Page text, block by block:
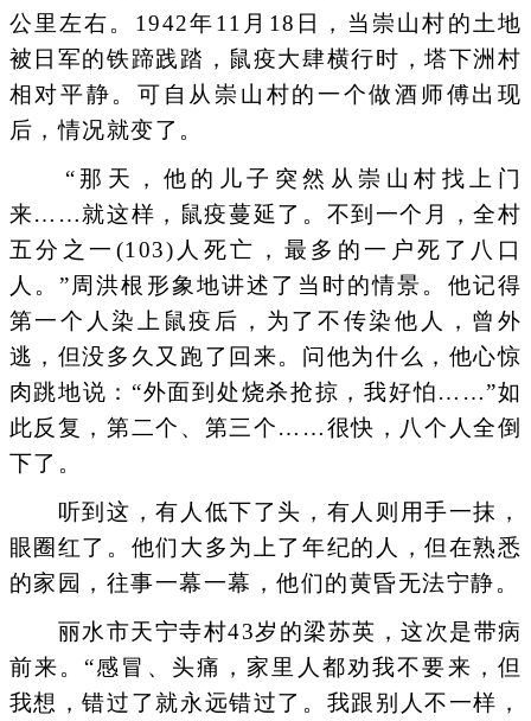
公里左右。1942年11月18日，当崇山村的土地
被日军的铁蹄践踏，鼠疫大肆横行时，塔下洲村
相对平静。可自从崇山村的一个做酒师傅出现
后，情况就变了。
“那天，他的儿子突然从崇山村找上门
来……就这样，鼠疫蔓延了。不到一个月，全村
五分之一(103)人死亡，最多的一户死了八口
人。”周洪根形象地讲述了当时的情景。他记得
第一个人染上鼠疫后，为了不传染他人，曾外
逃，但没多久又跑了回来。问他为什么，他心惊
肉跳地说：“外面到处烧杀抢掠，我好怕……”如
此反复，第二个、第三个……很快，八个人全倒
下了。
听到这，有人低下了头，有人则用手一抹，
眼圈红了。他们大多为上了年纪的人，但在熟悉
的家园，往事一幕一幕，他们的黄昏无法宁静。
丽水市天宁寺村43岁的梁苏英，这次是带病
前来。“感冒、头痛，家里人都劝我不要来，但
我想，错过了就永远错过了。我跟别人不一样，